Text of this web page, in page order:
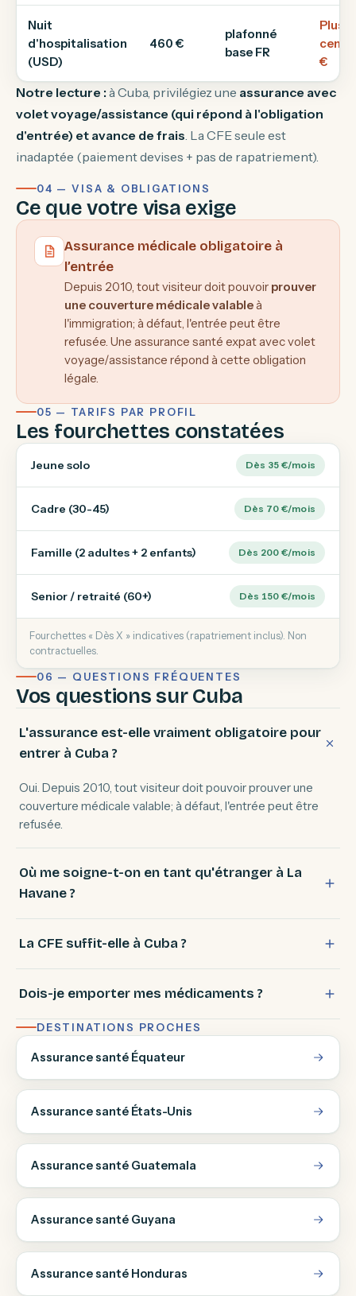
Nuit
d'hospitalisation
(USD)
460 €
plafonné
base FR
€
Notre lecture :à Cuba, privilégiez une assurance avec
volet voyage/assistance (qui répond à l'obligation
d'entrée) et avance de frais. La CFE seule est
inadaptée (paiement devises + pas de rapatriement).
04 — VISA & OBLIGATIONS
Ce que votre visa exige
Assurance médicale obligatoire à
l’entrée
Depuis 2010, tout visiteur doit pouvoir prouver
une couverture médicale valableà
l'immigration; à défaut, l'entrée peut être
refusée. Une assurance santé expat avec volet
voyage/assistance répond à cette obligation
légale.
05 — TARIFS PAR PROFIL
Les fourchettes constatées
Jeune solo Dès 35 €/mois
Cadre (30-45) Dès 70 €/mois
Famille (2 adultes + 2 enfants) Dès 200 €/mois
Senior / retraité (60+) Dès 150 €/mois
Fourchettes « Dès X » indicatives (rapatriement inclus). Non
contractuelles.
06 — QUESTIONS FRÉQUENTES
Vos questions sur Cuba
L'assurance est-elle vraiment obligatoire pour
entrer à Cuba ?
Oui. Depuis 2010, tout visiteur doit pouvoir prouver une
couverture médicale valable; à défaut, l'entrée peut être
refusée.
Où me soigne-t-on en tant qu'étranger à La
Havane ?
La CFE suffit-elle à Cuba ?
Dois-je emporter mes médicaments ?
DESTINATIONS PROCHES
Assurance santé Équateur
Assurance santé États-Unis
Assurance santé Guatemala
Assurance santé Guyana
Assurance santé Honduras